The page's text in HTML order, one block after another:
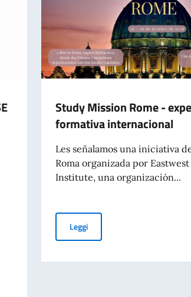
ASSEGNATE DAL GOVERNO ITALIANO PER
Study Mission Rome -
formativa internacional
Les señalamos una iniciativa
Roma organizada por
Institute, una organización...
LeggiStudy Mission Rome -